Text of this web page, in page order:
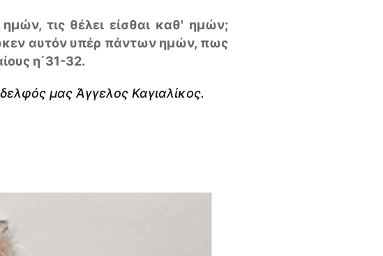
τις θέλει είσθαι καθ' ημών;
αυτόν υπέρ πάντων ημών, πως
η΄31-32.
μας Άγγελος Καγιαλίκος.